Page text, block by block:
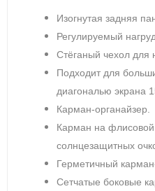
Изогнутая задняя
Регулируемый
Стёганый чехол для
Подходит для
диагональю экрана
Карман-органайзер.
Карман на флисовой
солнцезащитных
Герметичный
Сетчатые боковые